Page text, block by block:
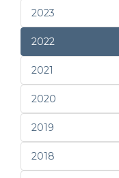
2023
2022
2021
2020
2019
2018